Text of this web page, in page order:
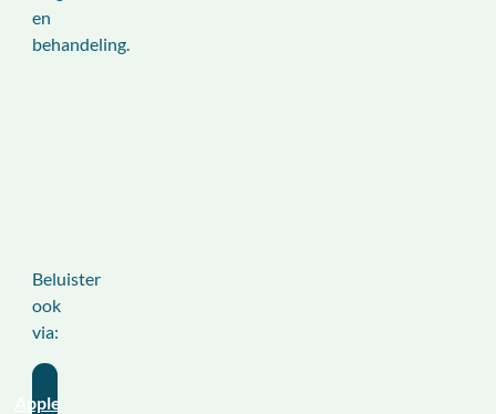
en
behandeling.
Beluister
ook
via:
Apple